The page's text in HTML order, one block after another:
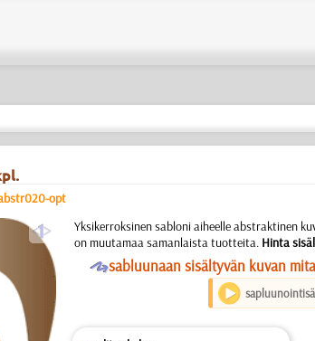
opt
a
Yksikerroksinen sabloni aiheelle abstraktinen
on muutamaa samanlaista tuotteita. Hinta
Osabluunaan sisältyvän kuvan